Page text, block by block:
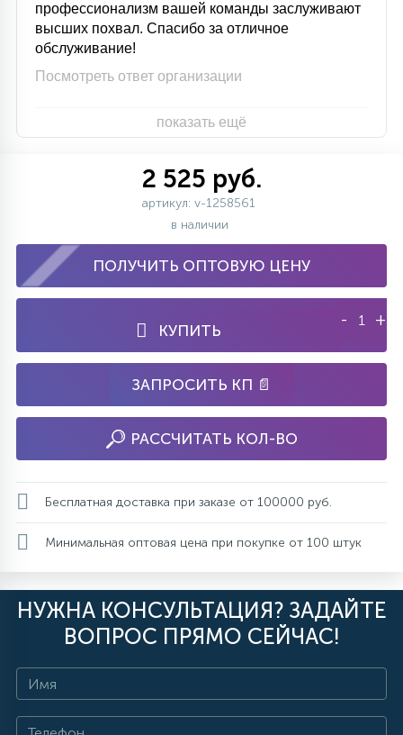
профессионализм вашей команды заслуживают
высших похвал. Спасибо за отличное
обслуживание!
Посмотреть ответ организации
показать ещё
2 525 руб.
артикул: v-1258561
в наличии
ПОЛУЧИТЬ ОПТОВУЮ ЦЕНУ
КУПИТЬ
- +
ЗАПРОСИТЬ КП 📄
РАССЧИТАТЬ КОЛ-ВО
Бесплатная доставка при заказе от 100000 руб.
Минимальная оптовая цена при покупке от 100 штук
НУЖНА КОНСУЛЬТАЦИЯ? ЗАДАЙТЕ
ВОПРОС ПРЯМО СЕЙЧАС!